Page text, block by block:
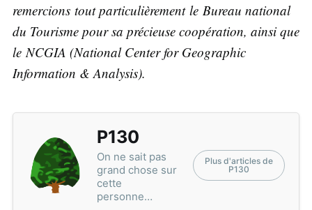
remercions tout particulièrement le Bureau national
du Tourisme pour sa précieuse coopération, ainsi que
le NCGIA (National Center for Geographic
Information & Analysis).
P130
On ne sait pas
grand chose sur
cette
personne…
Plus d'articles de
P130